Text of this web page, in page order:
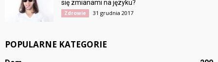
się zmianami na języku?
Zdrowie 31 grudnia 2017
POPULARNE KATEGORIE